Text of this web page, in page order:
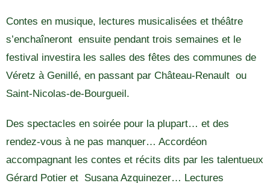
Contes en musique, lectures musicalisées et théâtre
s’enchaîneront ensuite pendant trois semaines et le
festival investira les salles des fêtes des communes de
Véretz à Genillé, en passant par Château-Renault ou
Saint-Nicolas-de-Bourgueil.
Des spectacles en soirée pour la plupart… et des
rendez-vous à ne pas manquer… Accordéon
accompagnant les contes et récits dits par les talentueux
Gérard Potier et Susana Azquinezer… Lectures